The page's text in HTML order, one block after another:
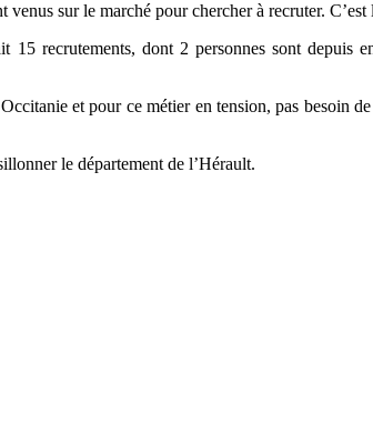
sur le marché pour chercher à recruter.
recrutements, dont 2 personnes sont depuis
et pour ce métier en tension, pas besoin
le département de l’Hérault.